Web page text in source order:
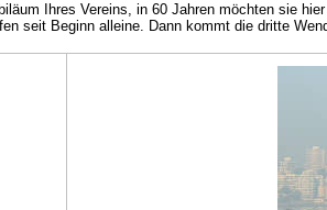
Ihres Vereins, in 60 Jahren möchten sie
seit Beginn alleine. Dann kommt die dritte